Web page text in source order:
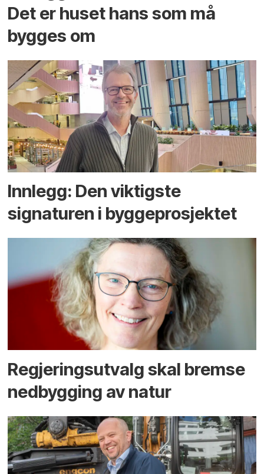
Det er huset hans som må
bygges om
Innlegg: Den viktigste
signaturen i bygge­­prosjektet
Regjerings­utvalg skal bremse
ned­bygging av natur